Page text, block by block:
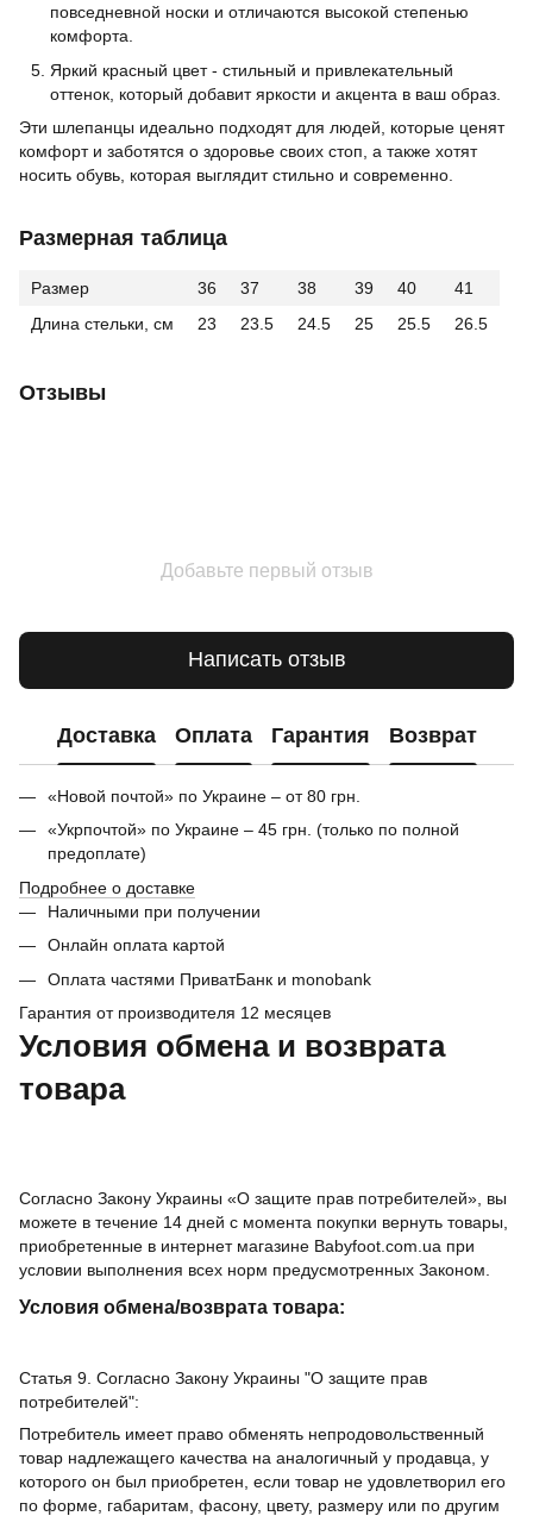
повседневной носки и отличаются высокой степенью
комфорта.
Яркий красный цвет - стильный и привлекательный
оттенок, который добавит яркости и акцента в ваш образ.
Эти шлепанцы идеально подходят для людей, которые ценят
комфорт и заботятся о здоровье своих стоп, а также хотят
носить обувь, которая выглядит стильно и современно.
Размерная таблица
Размер 36 37 38 39 40
41
Длина стельки, см
23 23.5 24.5 25 25.5 26.5
Отзывы
Добавьте первый отзыв
Написать отзыв
Доставка Оплата Гарантия Возврат
«Новой почтой» по Украине – от 80 грн.
«Укрпочтой» по Украине – 45 грн. (только по полной
предоплате)
Подробнее о доставке
Наличными при получении
Онлайн оплата картой
Оплата частями ПриватБанк и monobank
Гарантия от производителя 12 месяцев
Условия обмена и возврата
товара
Согласно Закону Украины «О защите прав потребителей», вы
можете в течение 14 дней с момента покупки вернуть товары,
приобретенные в интернет магазине Babyfoot.com.ua при
условии выполнения всех норм предусмотренных Законом.
Условия обмена/возврата товара:
Статья 9. Согласно Закону Украины "О защите прав
потребителей":
Потребитель имеет право обменять непродовольственный
товар надлежащего качества на аналогичный у продавца, у
которого он был приобретен, если товар не удовлетворил его
по форме, габаритам, фасону, цвету, размеру или по другим